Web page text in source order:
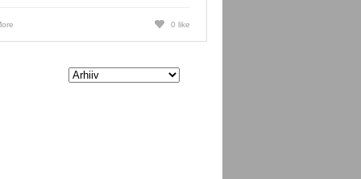
0 like